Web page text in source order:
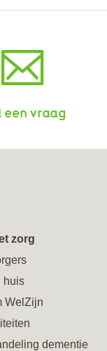
een vraag
zorg
huis
WelZijn
dementie